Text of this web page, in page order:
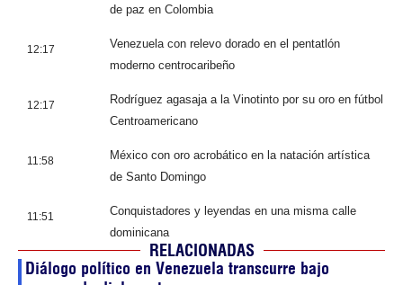
de paz en Colombia
12:17
Venezuela con relevo dorado en el pentatlón
moderno centrocaribeño
12:17
Rodríguez agasaja a la Vinotinto por su oro en fútbol
Centroamericano
11:58
México con oro acrobático en la natación artística
de Santo Domingo
11:51
Conquistadores y leyendas en una misma calle
dominicana
RELACIONADAS
Diálogo político en Venezuela transcurre bajo